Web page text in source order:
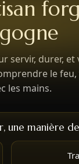
servir, durer, et
le
les mains.
une manière